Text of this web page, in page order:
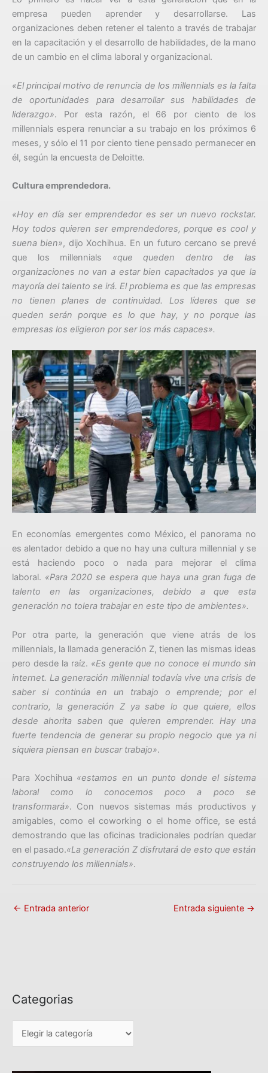
empresa pueden aprender y desarrollarse. Las
organizaciones deben retener el talento a través de trabajar
en la capacitación y el desarrollo de habilidades, de la mano
de un cambio en el clima laboral y organizacional.
«El principal motivo de renuncia de los millennials es la falta
de oportunidades para desarrollar sus habilidades de
liderazgo». Por esta razón, el 66 por ciento de los
millennials espera renunciar a su trabajo en los próximos 6
meses, y sólo el 11 por ciento tiene pensado permanecer en
él, según la encuesta de Deloitte.
Cultura emprendedora.
«Hoy en día ser emprendedor es ser un nuevo rockstar.
Hoy todos quieren ser emprendedores, porque es cool y
suena bien», dijo Xochihua. En un futuro cercano se prevé
que los millennials «que queden dentro de las
organizaciones no van a estar bien capacitados ya que la
mayoría del talento se irá. El problema es que las empresas
no tienen planes de continuidad. Los líderes que se
queden serán porque es lo que hay, y no porque las
empresas los eligieron por ser los más capaces».
En economías emergentes como México, el panorama no
es alentador debido a que no hay una cultura millennial y se
está haciendo poco o nada para mejorar el clima
laboral. «Para 2020 se espera que haya una gran fuga de
talento en las organizaciones, debido a que esta
generación no tolera trabajar en este tipo de ambientes».
Por otra parte, la generación que viene atrás de los
millennials, la llamada generación Z, tienen las mismas ideas
pero desde la raíz. «Es gente que no conoce el mundo sin
internet. La generación millennial todavía vive una crisis de
saber si continúa en un trabajo o emprende; por el
contrario, la generación Z ya sabe lo que quiere, ellos
desde ahorita saben que quieren emprender. Hay una
fuerte tendencia de generar su propio negocio que ya ni
siquiera piensan en buscar trabajo».
Para Xochihua «estamos en un punto donde el sistema
laboral como lo conocemos poco a poco se
transformará». Con nuevos sistemas más productivos y
amigables, como el coworking o el home office, se está
demostrando que las oficinas tradicionales podrían quedar
en el pasado.«La generación Z disfrutará de esto que están
construyendo los millennials».
← Entrada anterior Entrada siguiente →
Categorias
C